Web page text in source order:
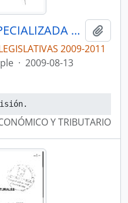
ACTAS COMISIÓN ESPECIALIZADA PERMANENTE DEL RÉGIMEN ECONÓMICO Y TRIBUTARIO Y SU REGULACIÓN Y CONTROL
2009-2011
· 2009-08-13
Y TRIBUTARIO